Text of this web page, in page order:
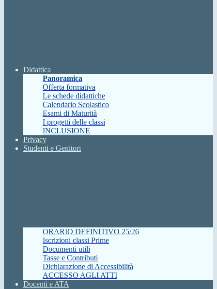
Didattica
Panoramica
Offerta formativa
Le schede didattiche
Calendario Scolastico
Esami di Maturità
I progetti delle classi
INCLUSIONE
Privacy
Studenti e Genitori
ORARIO DEFINITIVO 25/26
Iscrizioni classi Prime
Documenti utili
Tasse e Contributi
Dichiarazione di Accessibilità
ACCESSO AGLI ATTI
Docenti e ATA